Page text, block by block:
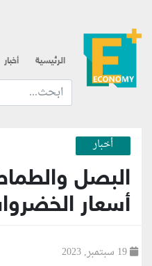
الرئيسية أخبار
ابحث عن... :
أخبار
البصل
أسعار